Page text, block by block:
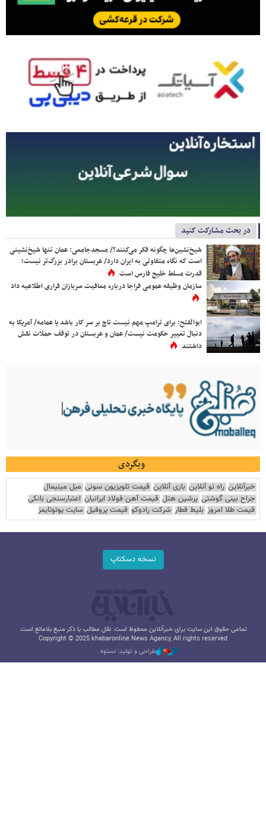
در بحث مشارکت کنید
شیخ‌نشین‌ها چگونه فکر می‌کنند؟/ مسجدجامعی: عمان تنها شیخ‌نشینی
است که نگاه متفاوتی به ایران دارد/ عربستان برادر بزرگ‌تر نیست؛
قدرت مسلط خلیج فارس است
سازمان وظیفه عمومی فراجا درباره معافیت سربازان فراری اطلاعیه داد
ابوالفتح: برای ترامپ مهم نیست تاج بر سر کار باشد یا عمامه/ آمریکا به
دنبال تغییر حکومت نیست/ عمان و عربستان در توقف حملات نقش
داشتند
وبگردی
خبرآنلاین راه نو آنلاین بازی آنلاین قیمت تلویزیون سونی مبل مینیمال
جراح بینی گوشتی پرشین هتل قیمت آهن فولاد ایرانیان اعتبارسنجی بانکی
قیمت طلا امروز بلیط قطار شرکت رادوکو قیمت پروفیل سایت یوتوتایمز
نسخه دسکتاپ
تمامی حقوق این سایت برای خبرآنلاین محفوظ است. نقل مطالب با ذکر منبع بلامانع است.
Copyright © 2025 khabaronline News Agancy, All rights reserved
طراحی و تولید: نستوه